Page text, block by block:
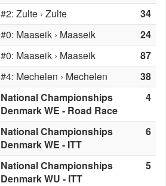
#2: Zulte › Zulte
34
#0: Maaseik › Maaseik
24
#0: Maaseik › Maaseik
87
#4: Mechelen › Mechelen
38
National Championships
Denmark WE - Road Race
4
National Championships
Denmark WE - ITT
6
National Championships
Denmark WU - ITT
5